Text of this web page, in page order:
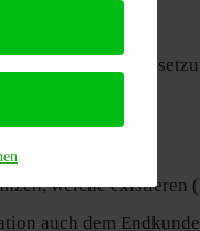
welche
auch dem